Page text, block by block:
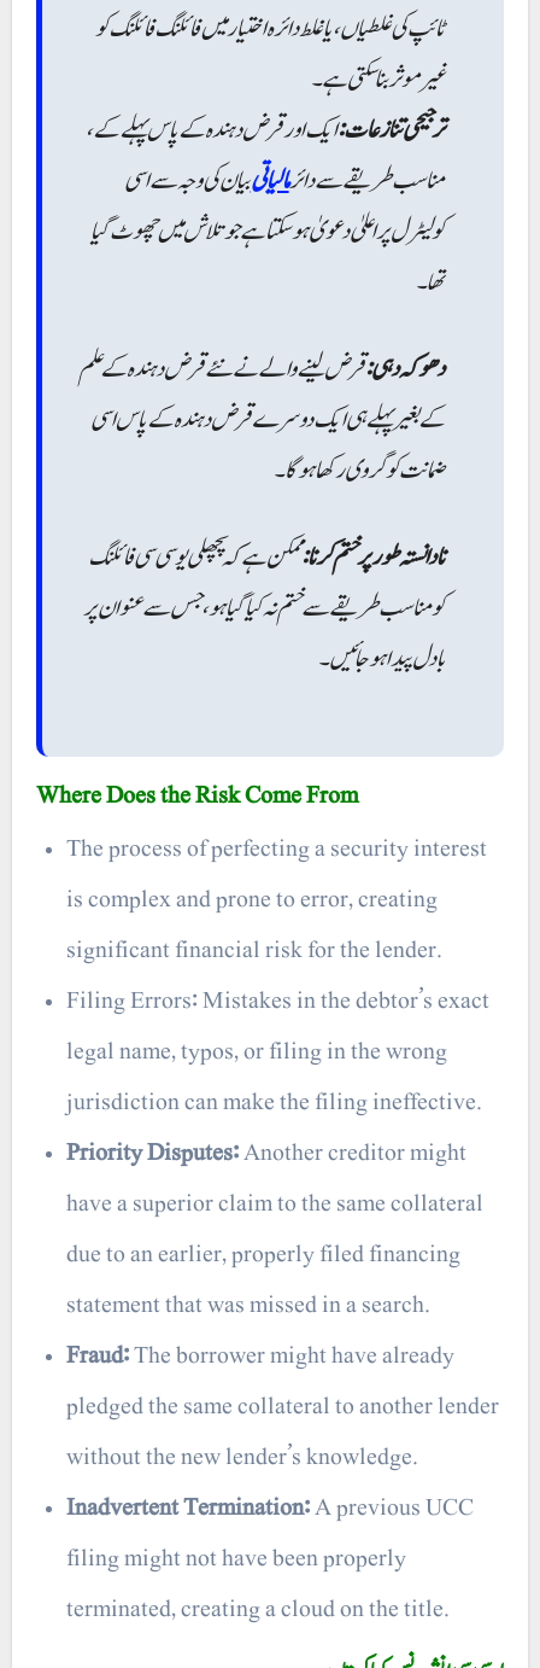
ٹائپ کی غلطیاں، یا غلط دائرہ اختیار میں فائلنگ فائلنگ کو
غیر موثر بنا سکتی ہے۔
ترجیحی تنازعات:ایک اور قرض دہندہ کے پاس پہلے کے،
مناسب طریقے سے دائرمالیاتیبیان کی وجہ سے اسی
کولیٹرل پر اعلیٰ دعویٰ ہوسکتا ہے جو تلاش میں چھوٹ گیا
تھا۔
دھوکہ دہی:قرض لینے والے نے نئے قرض دہندہ کے علم
کے بغیر پہلے ہی ایک دوسرے قرض دہندہ کے پاس اسی
ضمانت کو گروی رکھا ہو گا۔
نادانستہ طور پر ختم کرنا:ممکن ہے کہ پچھلی یو سی سی فائلنگ
کو مناسب طریقے سے ختم نہ کیا گیا ہو، جس سے عنوان پر
بادل پیدا ہو جائیں۔
Where Does the Risk Come From
The process of perfecting a security interest
is complex and prone to error, creating
significant financial risk for the lender.
Filing Errors: Mistakes in the debtor’s exact
legal name, typos, or filing in the wrong
jurisdiction can make the filing ineffective.
Priority Disputes:Another creditor might
have a superior claim to the same collateral
due to an earlier, properly filed financing
statement that was missed in a search.
Fraud:The borrower might have already
pledged the same collateral to another lender
without the new lender’s knowledge.
Inadvertent Termination:A previous UCC
filing might not have been properly
terminated, creating a cloud on the title.